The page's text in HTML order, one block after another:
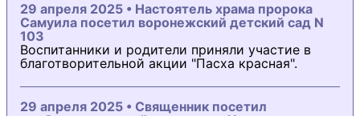
29 апреля 2025 • Настоятель храма пророка
Самуила посетил воронежский детский сад N
103
Воспитанники и родители приняли участие в
благотворительной акции "Пасха красная".
29 апреля 2025 • Священник посетил